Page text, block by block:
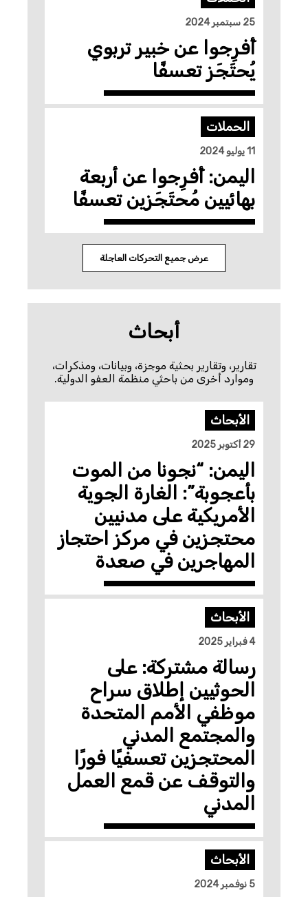
25 سبتمبر 2024
أَفرِجوا عن خبير تربوي
يُحتَجَز تعسفًا
الحملات
اليمن: أَفرِجوا عن أربعة
بهائيين مُحتَجَزين تعسفًا
عرض جميع التحركات العاجلة
أبحاث
تقارير، وتقارير بحثية موجزة، وبيانات، ومذكرات،
وموارد أخرى من باحثي منظمة العفو الدولية.
الأبحاث
29 أكتوبر 2025
اليمن: “نجونا من الموت
بأعجوبة”: الغارة الجوية
الأمريكية على مدنيين
محتجزين في مركز احتجاز
المهاجرين في صعدة
الأبحاث
رسالة مشتركة: على
الحوثيين إطلاق سراح
موظفي الأمم المتحدة
والمجتمع المدني
المحتجزين تعسفيًا فورًا
والتوقف عن قمع العمل
المدني
الأبحاث